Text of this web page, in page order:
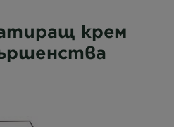
крем